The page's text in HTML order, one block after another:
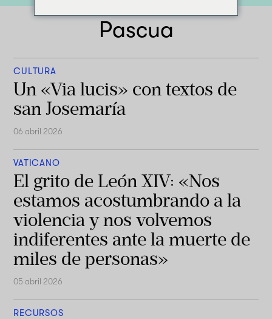
Pascua
CULTURA
Un «Via lucis» con textos de
san Josemaría
06 abril 2026
VATICANO
El grito de León XIV: «Nos
estamos acostumbrando a la
violencia y nos volvemos
indiferentes ante la muerte de
miles de personas»
05 abril 2026
RECURSOS